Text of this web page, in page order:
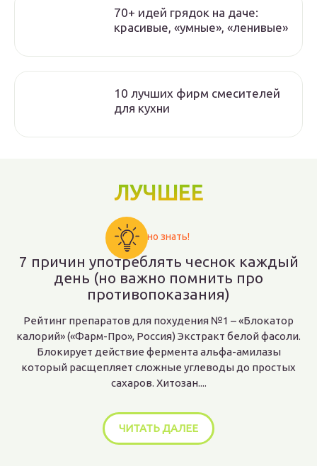
70+ идей грядок на даче:
красивые, «умные», «ленивые»
10 лучших фирм смесителей
для кухни
ЛУЧШЕЕ
Важно знать!
7 причин употреблять чеснок каждый
день (но важно помнить про
противопоказания)
Рейтинг препаратов для похудения №1 – «Блокатор
калорий» («Фарм-Про», Россия) Экстракт белой фасоли.
Блокирует действие фермента альфа-амилазы
который расщепляет сложные углеводы до простых
сахаров. Хитозан....
ЧИТАТЬ ДАЛЕЕ